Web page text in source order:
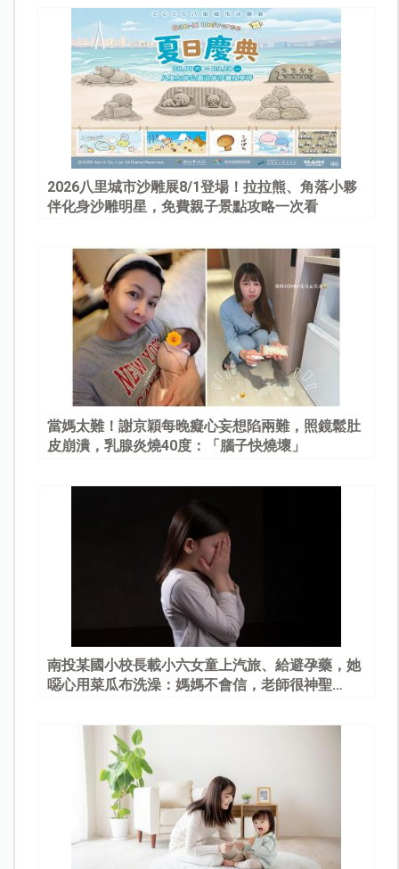
2026八里城市沙雕展8/1登場！拉拉熊、角落小夥
伴化身沙雕明星，免費親子景點攻略一次看
當媽太難！謝京穎每晚癡心妄想陷兩難，照鏡鬆肚
皮崩潰，乳腺炎燒40度：「腦子快燒壞」
南投某國小校長載小六女童上汽旅、給避孕藥，她
噁心用菜瓜布洗澡：媽媽不會信，老師很神聖…